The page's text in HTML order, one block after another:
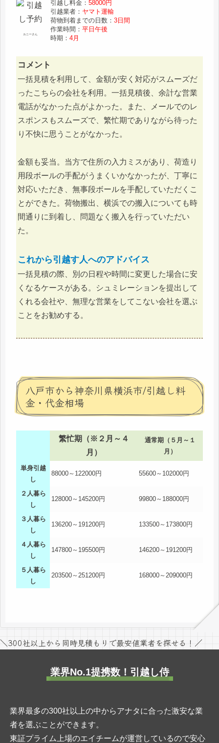
カニーさん
引越し料金：58000円
引越業者： ヤマト運輸
荷物到着までの日数：3日間
作業時間：平日午後
時期：4月
コメント
一括見積を利用して、金額が安く対応がスムーズだ
ったこちらの会社を利用。一括見積後、余計な営業
電話がなかった点がよかった。また、メールでのレ
スポンスもスムーズで、繁忙期でありながら待った
り不快に思うことがなかった。
金額も妥当。当方で住所の入力ミスがあり、荷造り
用段ボールの手配がうまくいかなかったが、丁寧に
対応いただき、無事段ボールを手配していただくこ
とができた。荷物搬出、横浜での搬入についても時
間通りに到着し、問題なく搬入を行っていただい
た。
これから引越す人へのアドバイス
一括見積の際、別の日程や時間に変更した場合に安
くなるケースがある。シュミレーションを提出して
くれる会社や、無理な営業をしてこない会社を選ぶ
ことをお勧めする。
八戸市から神奈川県横浜市/引越し料
金・代金相場
繁忙期（※２月～４
月）
通常期（５月～１
月）
単身引越
し
88000～122000円 55600～102000円
２人暮ら
し
128000～145200円 99800～188000円
３人暮ら
し
136200～191200円 133500～173800円
４人暮ら
し
147800～195500円 146200～191200円
５人暮ら
し
203500～251200円 168000～209000円
＼300社以上から同時見積もりで最安値業者を探せる！／
業界No.1提携数！引越し侍
業界最多の300社以上の中からアナタに合った激安な業
者を選ぶことができます。
東証プライム上場のエイチームが運営しているので安心